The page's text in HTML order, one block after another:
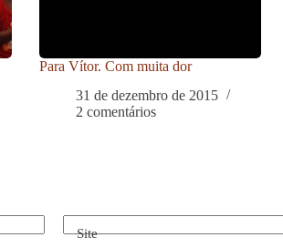
Para Vítor. Com muita dor
31 de dezembro de 2015
2 comentários
Site